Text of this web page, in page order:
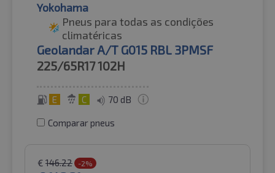
Yokohama
Pneus para todas as condições
climatéricas
Geolandar A/T G015 RBL 3PMSF
225/65R17102H
E C 70 dB
Comparar pneus
€ 146.22 -2%